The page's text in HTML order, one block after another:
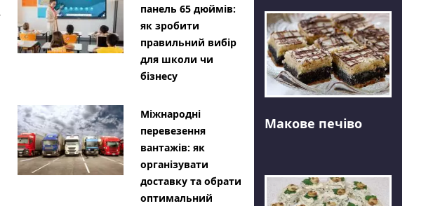
панель 65 дюймів:
як зробити
правильний вибір
для школи чи
бізнесу
Міжнародні
перевезення
вантажів: як
організувати
доставку та обрати
оптимальний
Макове печіво